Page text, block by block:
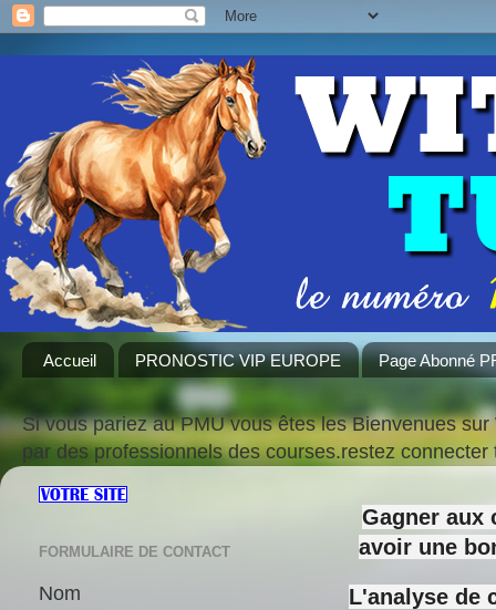
Accueil PRONOSTIC VIP EUROPE Page Abonné
Si vous pariez au PMU vous êtes les Bienvenues
par des professionnels des courses.restez
Gagner aux
avoir une
L'analyse de
FORMULAIRE DE CONTACT
Nom